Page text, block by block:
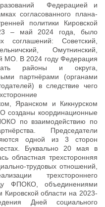
Федерацией и
согласованного плана-
политики Кировской
– май 2024 года, было
соглашений: Советский,
Омутнинский,
МО. В 2024 году Федерация
районы и округа,
партнёрами (органами
в следствие чего
Яранском и Кикнурском
координационные
по взаимодействию по
Председатели
одной из 3 сторон
Буквально 20 мая в
областная трехсторонняя
трудовых отношений,
трехстороннего
ФПОКО, объединениями
Кировской области на 2023-
Дней социального